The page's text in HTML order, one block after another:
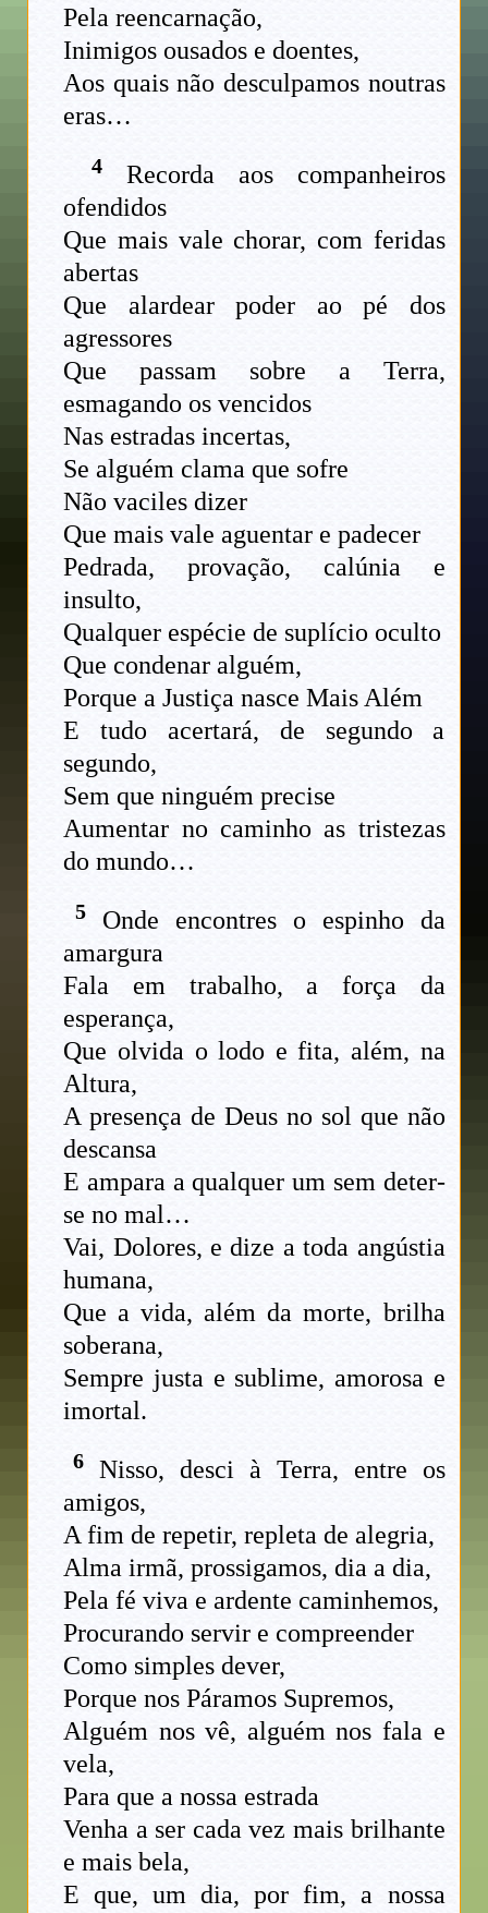
Pela reencarnação,
Inimigos ousados e doentes,
Aos quais não desculpamos noutras
eras…
4Recorda aos companheiros
ofendidos
Que mais vale chorar, com feridas
abertas
Que alardear poder ao pé dos
agressores
Que passam sobre a Terra,
esmagando os vencidos
Nas estradas incertas,
Se alguém clama que sofre
Não vaciles dizer
Que mais vale aguentar e padecer
Pedrada, provação, calúnia e
insulto,
Qualquer espécie de suplício oculto
Que condenar alguém,
Porque a Justiça nasce Mais Além
E tudo acertará, de segundo a
segundo,
Sem que ninguém precise
Aumentar no caminho as tristezas
do mundo…
5
Onde encontres o espinho da
amargura
Fala em trabalho, a força da
esperança,
Que olvida o lodo e fita, além, na
Altura,
A presença de Deus no sol que não
descansa
E ampara a qualquer um sem deter-
se no mal…
Vai, Dolores, e dize a toda angústia
humana,
Que a vida, além da morte, brilha
soberana,
Sempre justa e sublime, amorosa e
imortal.
6
Nisso, desci à Terra, entre os
amigos,
A fim de repetir, repleta de alegria,
Alma irmã, prossigamos, dia a dia,
Pela fé viva e ardente caminhemos,
Procurando servir e compreender
Como simples dever,
Porque nos Páramos Supremos,
Alguém nos vê, alguém nos fala e
vela,
Para que a nossa estrada
Venha a ser cada vez mais brilhante
e mais bela,
E que, um dia, por fim, a nossa